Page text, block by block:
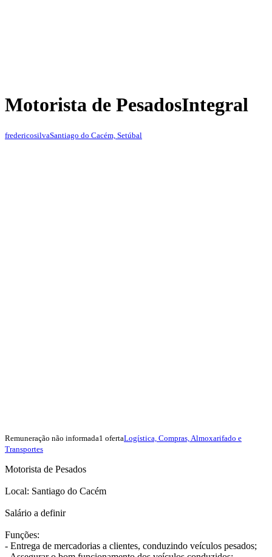
Motorista de PesadosIntegral
fredericosilvaSantiago do Cacém, Setúbal
Remuneração não informada1 ofertaLogística, Compras, Almoxarifado e
Transportes
Motorista de Pesados
Local: Santiago do Cacém
Salário a definir
Funções:
- Entrega de mercadorias a clientes, conduzindo veículos pesados;